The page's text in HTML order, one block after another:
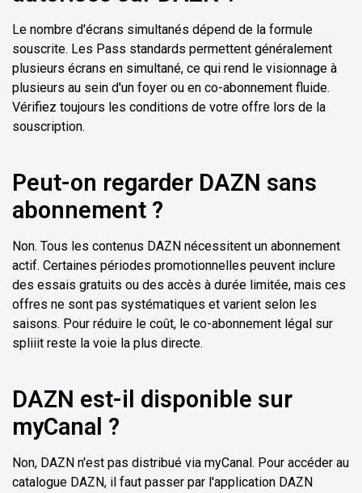
Le nombre d'écrans simultanés dépend de la formule
souscrite. Les Pass standards permettent généralement
plusieurs écrans en simultané, ce qui rend le visionnage à
plusieurs au sein d'un foyer ou en co-abonnement fluide.
Vérifiez toujours les conditions de votre offre lors de la
souscription.
Peut-on regarder DAZN sans
abonnement ?
Non. Tous les contenus DAZN nécessitent un abonnement
actif. Certaines périodes promotionnelles peuvent inclure
des essais gratuits ou des accès à durée limitée, mais ces
offres ne sont pas systématiques et varient selon les
saisons. Pour réduire le coût, le co-abonnement légal sur
spliiit reste la voie la plus directe.
DAZN est-il disponible sur
myCanal ?
Non, DAZN n'est pas distribué via myCanal. Pour accéder au
catalogue DAZN, il faut passer par l'application DAZN